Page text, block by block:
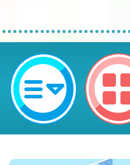
八德區大成國
會-憶起玩樂」
新勢國民小學